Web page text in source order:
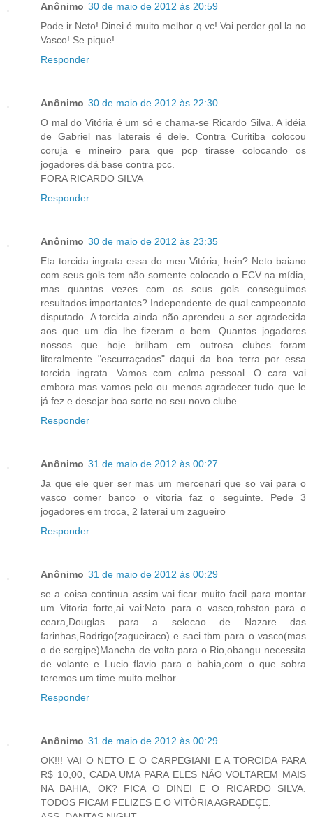
Anônimo 30 de maio de 2012 às 20:59
Pode ir Neto! Dinei é muito melhor q vc! Vai perder gol la no
Vasco! Se pique!
Responder
Anônimo 30 de maio de 2012 às 22:30
O mal do Vitória é um só e chama-se Ricardo Silva. A idéia
de Gabriel nas laterais é dele. Contra Curitiba colocou
coruja e mineiro para que pcp tirasse colocando os
jogadores dá base contra pcc.
FORA RICARDO SILVA
Responder
Anônimo 30 de maio de 2012 às 23:35
Eta torcida ingrata essa do meu Vitória, hein? Neto baiano
com seus gols tem não somente colocado o ECV na mídia,
mas quantas vezes com os seus gols conseguimos
resultados importantes? Independente de qual campeonato
disputado. A torcida ainda não aprendeu a ser agradecida
aos que um dia lhe fizeram o bem. Quantos jogadores
nossos que hoje brilham em outrosa clubes foram
literalmente "escurraçados" daqui da boa terra por essa
torcida ingrata. Vamos com calma pessoal. O cara vai
embora mas vamos pelo ou menos agradecer tudo que le
já fez e desejar boa sorte no seu novo clube.
Responder
Anônimo 31 de maio de 2012 às 00:27
Ja que ele quer ser mas um mercenari que so vai para o
vasco comer banco o vitoria faz o seguinte. Pede 3
jogadores em troca, 2 laterai um zagueiro
Responder
Anônimo 31 de maio de 2012 às 00:29
se a coisa continua assim vai ficar muito facil para montar
um Vitoria forte,ai vai:Neto para o vasco,robston para o
ceara,Douglas para a selecao de Nazare das
farinhas,Rodrigo(zagueiraco) e saci tbm para o vasco(mas
o de sergipe)Mancha de volta para o Rio,obangu necessita
de volante e Lucio flavio para o bahia,com o que sobra
teremos um time muito melhor.
Responder
Anônimo 31 de maio de 2012 às 00:29
OK!!! VAI O NETO E O CARPEGIANI E A TORCIDA PARA
R$ 10,00, CADA UMA PARA ELES NÃO VOLTAREM MAIS
NA BAHIA, OK? FICA O DINEI E O RICARDO SILVA.
TODOS FICAM FELIZES E O VITÓRIA AGRADEÇE.